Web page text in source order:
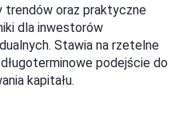
trendów oraz praktyczne
dla inwestorów
Stawia na rzetelne
podejście do
kapitału.